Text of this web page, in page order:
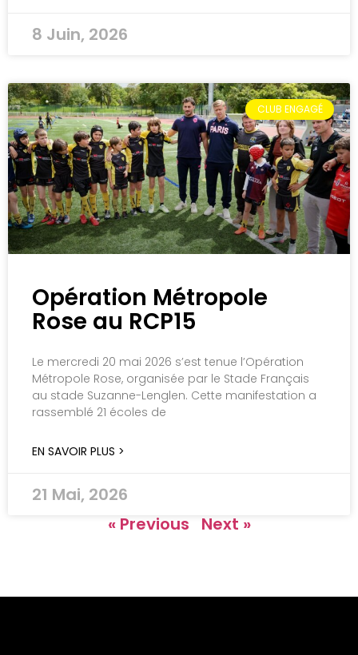
8 Juin, 2026
CLUB ENGAGÉ
Opération Métropole
Rose au RCP15
Le mercredi 20 mai 2026 s’est tenue l’Opération
Métropole Rose, organisée par le Stade Français
au stade Suzanne-Lenglen. Cette manifestation a
rassemblé 21 écoles de
EN SAVOIR PLUS >
21 Mai, 2026
« Previous
Next »